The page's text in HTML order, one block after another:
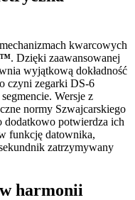
kwarcowych
. Dzięki zaawansowanej
wyjątkową dokładność
czyni zegarki DS-6
Wersje z
normy Szwajcarskiego
dodatkowo potwierdza ich
funkcję datownika,
zatrzymywany
harmonii